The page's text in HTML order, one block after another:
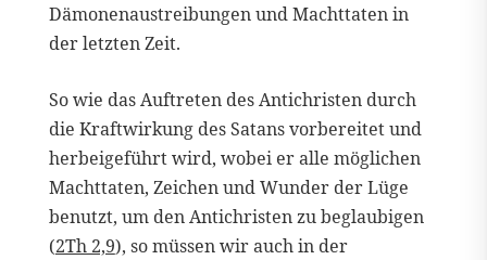
Dämonenaustreibungen und Machttaten in
der letzten Zeit.
So wie das Auftreten des Antichristen durch
die Kraftwirkung des Satans vorbereitet und
herbeigeführt wird, wobei er alle möglichen
Machttaten, Zeichen und Wunder der Lüge
benutzt, um den Antichristen zu beglaubigen
(2Th 2,9), so müssen wir auch in der